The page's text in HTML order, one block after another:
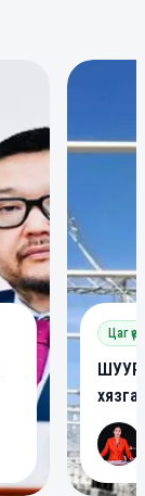
Цаг
A